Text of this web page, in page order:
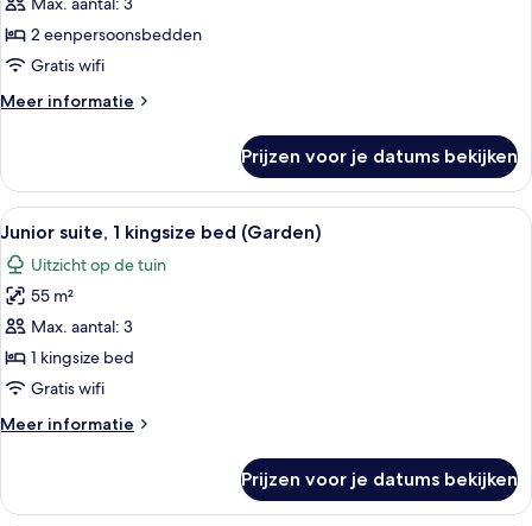
2
eenpersoonsbedden
2 eenpersoonsbedden
Gratis wifi
Meer informatie
Meer
suite,
eenpersoonsbedden
Prijzen voor je datums bekijken
Alle
foto's
voor
Junior
suite,
1
kingsize
(Garden)
Een groot bed met witte lakens, een
17
Junior suite, 1 kingsize bed (Garden)
Uitzicht op de tuin
55 m²
Max. aantal: 3
1 kingsize bed
Gratis wifi
Meer informatie
Meer
suite,
Prijzen voor je datums bekijken